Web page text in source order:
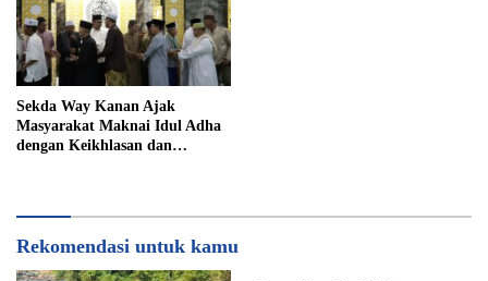
Sekda Way Kanan Ajak
Masyarakat Maknai Idul Adha
dengan Keikhlasan dan
Rekomendasi untuk kamu